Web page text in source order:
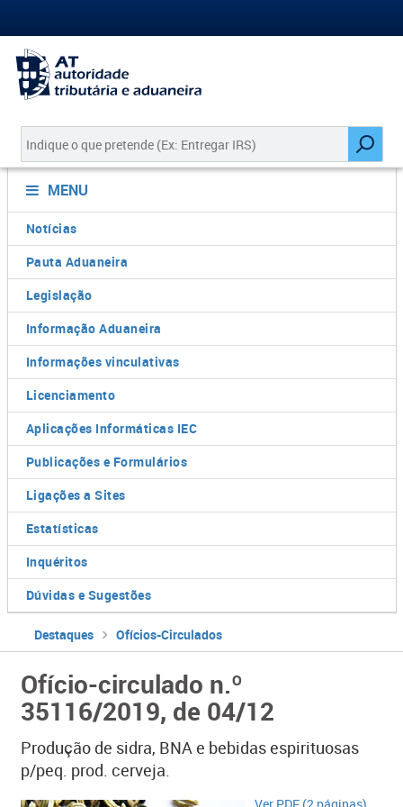
MENU
Notícias
Pauta Aduaneira
Legislação
Informação Aduaneira
Informações vinculativas
Licenciamento
Aplicações Informáticas IEC
Publicações e Formulários
Ligações a Sites
Estatísticas
Inquéritos
Dúvidas e Sugestões
Destaques Ofícios-Circulados
Ofício-circulado n.º
35116/2019, de 04/12
Produção de sidra, BNA e bebidas espirituosas
p/peq. prod. cerveja.